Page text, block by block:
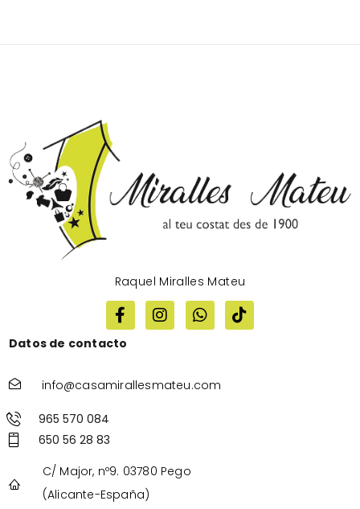
Raquel Miralles Mateu
Datos de contacto
info@casamirallesmateu.com
965 570 084
650 56 28 83
C/ Major, nº9. 03780 Pego
(Alicante-España)